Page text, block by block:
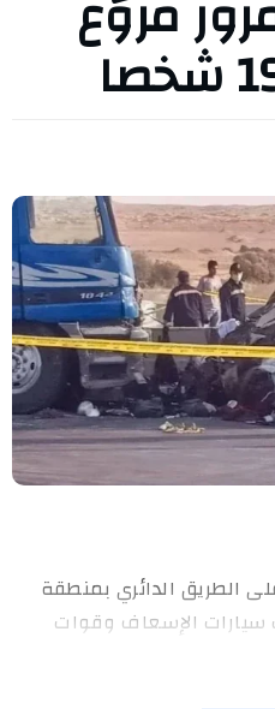
الطريق الدائري بمنطقة
سيارات الإسعاف وقوات